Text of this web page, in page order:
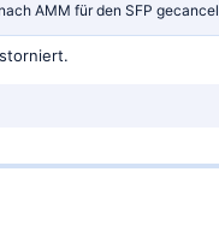
AMM für den SFP